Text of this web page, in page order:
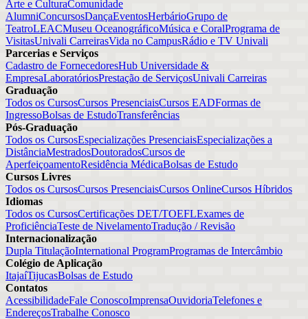
Arte e CulturaComunidade
AlumniConcursosDançaEventosHerbárioGrupo de
TeatroLEACMuseu OceanográficoMúsica e CoralPrograma de
VisitasUnivali CarreirasVida no CampusRádio e TV Univali
Parcerias e Serviços
Cadastro de FornecedoresHub Universidade &
EmpresaLaboratóriosPrestação de ServiçosUnivali Carreiras
Graduação
Todos os CursosCursos PresenciaisCursos EADFormas de
IngressoBolsas de EstudoTransferências
Pós-Graduação
Todos os CursosEspecializações PresenciaisEspecializações a
DistânciaMestradosDoutoradosCursos de
AperfeiçoamentoResidência MédicaBolsas de Estudo
Cursos Livres
Todos os CursosCursos PresenciaisCursos OnlineCursos Híbridos
Idiomas
Todos os CursosCertificações DET/TOEFLExames de
ProficiênciaTeste de NivelamentoTradução / Revisão
Internacionalização
Dupla TitulaçãoInternational ProgramProgramas de Intercâmbio
Colégio de Aplicação
ItajaíTijucasBolsas de Estudo
Contatos
AcessibilidadeFale ConoscoImprensaOuvidoriaTelefones e
EndereçosTrabalhe Conosco